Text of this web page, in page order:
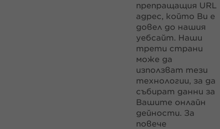
препращащия URL
адрес, който Ви е
довел до нашия
уебсайт. Наши
трети страни
може да
използват тези
технологии, за да
събират данни за
Вашите онлайн
дейности. За
повече